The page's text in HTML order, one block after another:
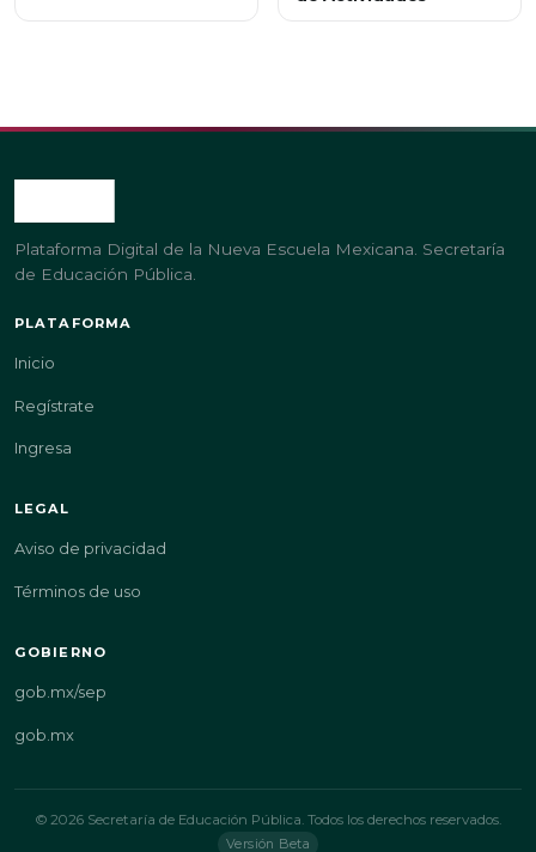
Plataforma Digital de la Nueva Escuela Mexicana. Secretaría
de Educación Pública.
PLATAFORMA
Inicio
Regístrate
Ingresa
LEGAL
Aviso de privacidad
Términos de uso
GOBIERNO
gob.mx/sep
gob.mx
© 2026 Secretaría de Educación Pública. Todos los derechos reservados.
Versión Beta